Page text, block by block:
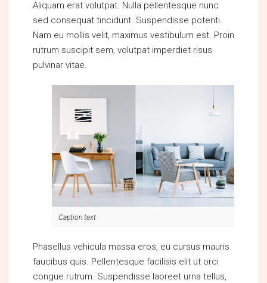
Aliquam erat volutpat. Nulla pellentesque nunc
sed consequat tincidunt. Suspendisse potenti.
Nam eu mollis velit, maximus vestibulum est. Proin
rutrum suscipit sem, volutpat imperdiet risus
pulvinar vitae.
Caption text
Phasellus vehicula massa eros, eu cursus mauris
faucibus quis. Pellentesque facilisis elit ut orci
congue rutrum. Suspendisse laoreet urna tellus,